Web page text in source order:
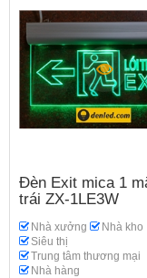
Đèn Exit mica 1
trái ZX-1LE3W
Nhà xưởng
Nhà kho
Siêu thị
Trung tâm thương mại
Nhà hàng